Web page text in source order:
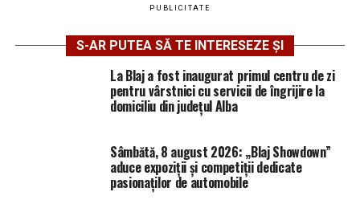
PUBLICITATE
S-AR PUTEA SĂ TE INTERESEZE ȘI
La Blaj a fost inaugurat primul centru de zi
pentru vârstnici cu servicii de îngrijire la
domiciliu din județul Alba
Sâmbătă, 8 august 2026: „Blaj Showdown”
aduce expoziții și competiții dedicate
pasionaților de automobile